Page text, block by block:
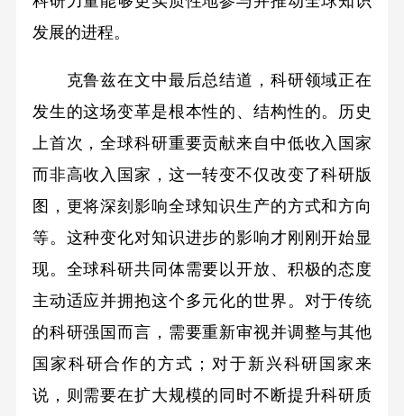
发展的进程。
克鲁兹在文中最后总结道，科研领域正在
发生的这场变革是根本性的、结构性的。历史
上首次，全球科研重要贡献来自中低收入国家
而非高收入国家，这一转变不仅改变了科研版
图，更将深刻影响全球知识生产的方式和方向
等。这种变化对知识进步的影响才刚刚开始显
现。全球科研共同体需要以开放、积极的态度
主动适应并拥抱这个多元化的世界。对于传统
的科研强国而言，需要重新审视并调整与其他
国家科研合作的方式；对于新兴科研国家来
说，则需要在扩大规模的同时不断提升科研质